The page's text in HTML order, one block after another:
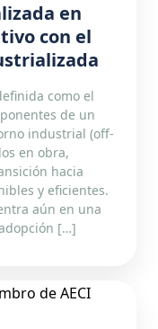
en
con el
como el
de un
industrial (off-
en obra,
hacia
y eficientes.
aún en una
[…]